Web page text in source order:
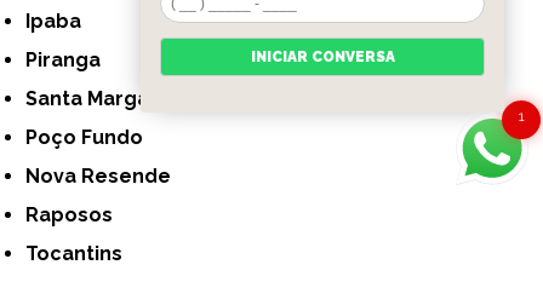
Ipaba
Piranga
Santa Margarida
Poço Fundo
Nova Resende
Raposos
Tocantins
1
INICIAR CONVERSA